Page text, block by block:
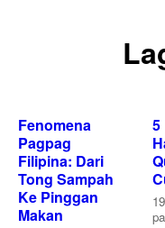
Fenomena
Pagpag
Filipina: Dari
Tong Sampah
Ke Pinggan
Makan
5